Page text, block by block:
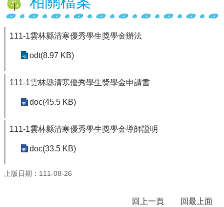
縣
教
處
程
115
學
生
111-1雲林縣清寒優秀學生獎學金辦法
odt(8.97 KB)
111-1雲林縣清寒優秀學生獎學金申請書
doc(45.5 KB)
111-1雲林縣清寒優秀學生獎學金導師證明
doc(33.5 KB)
上版日期：111-08-26
回上一頁 回最上面